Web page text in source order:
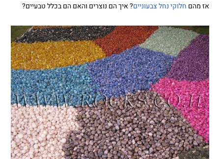
אז מהם חלוקי נחל צבעוניים? איך הם נוצרים והאם הם בכלל טבעיים?